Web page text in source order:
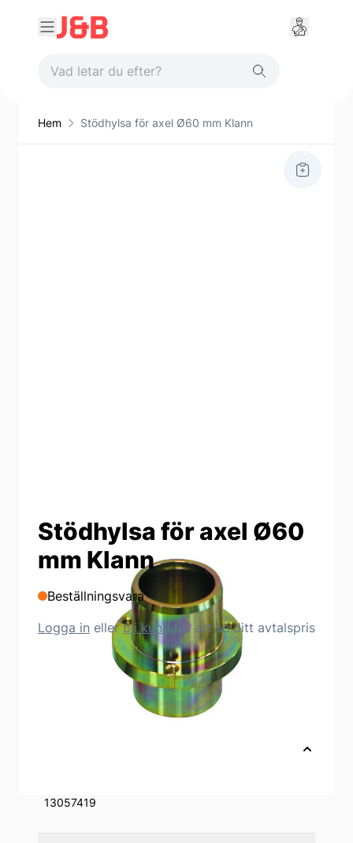
Hem Stödhylsa för axel Ø60 mm Klann
Stödhylsa för axel Ø60
mm Klann
Beställningsvara
Logga in ellerbli kund för att se ditt avtalspris
Produktbeskrivning
Ingår till exempel i verktygssats KL-0039-
13057419